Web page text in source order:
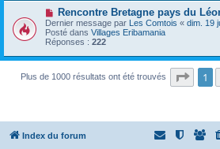
s
a
g
e
a
u
m
e
s
s
g
N
o
u
v
e
a
m
g
e
Rencontre Bretagne pays du
Dernier message par Les Comtois « dim. 19
Posté dans Villages Eribamania
Réponses : 222
Plus de 1000 résultats ont été trouvés Page
1
Index du forum